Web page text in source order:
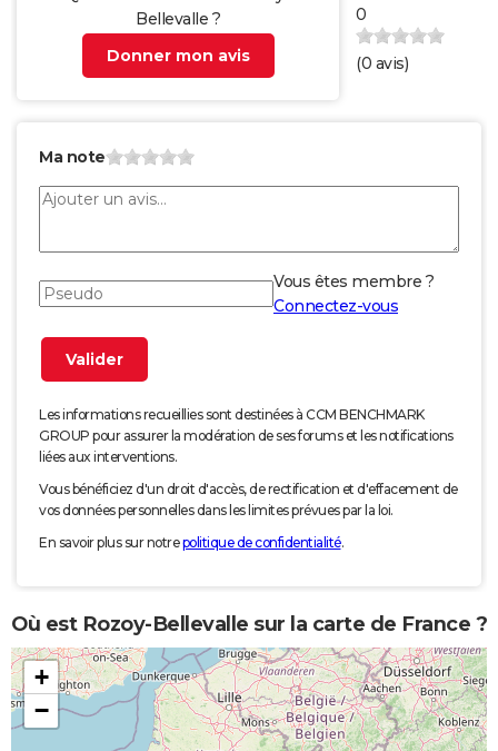
Bellevalle ?
Donner mon avis
0
(0 avis)
Ma note
Vous êtes membre ?
Connectez-vous
Les informations recueillies sont destinées à CCM BENCHMARK
GROUP pour assurer la modération de ses forums et les notifications
liées aux interventions.
Vous bénéficiez d'un droit d'accès, de rectification et d'effacement de
vos données personnelles dans les limites prévues par la loi.
En savoir plus sur notrepolitique de confidentialité.
Où est Rozoy-Bellevalle sur la carte de France ?
+
−